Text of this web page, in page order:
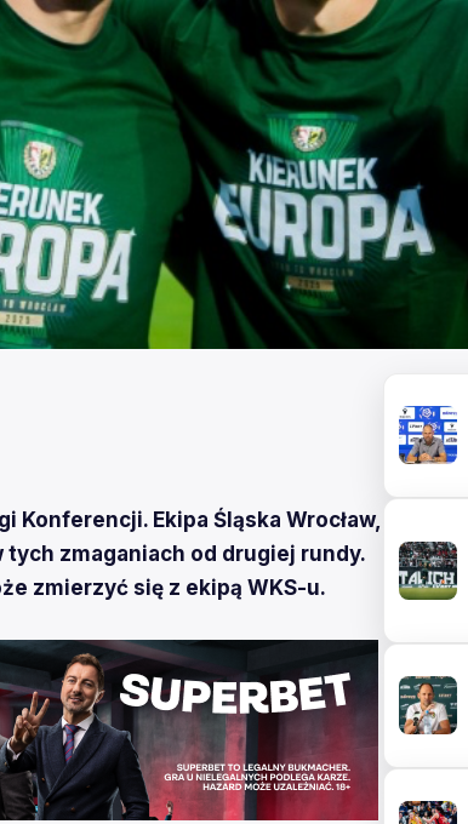
Ekipa Śląska Wrocław,
zmaganiach od drugiej rundy.
zmierzyć się z ekipą WKS-u.